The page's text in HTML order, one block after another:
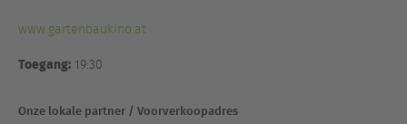
www.gartenbaukino.at
Toegang: 19:30
Onze lokale partner / Voorverkoopadres